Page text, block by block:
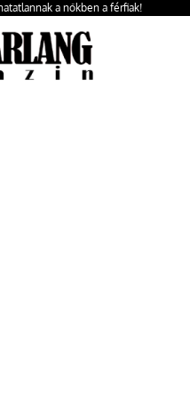
a nőkben a férfiak!